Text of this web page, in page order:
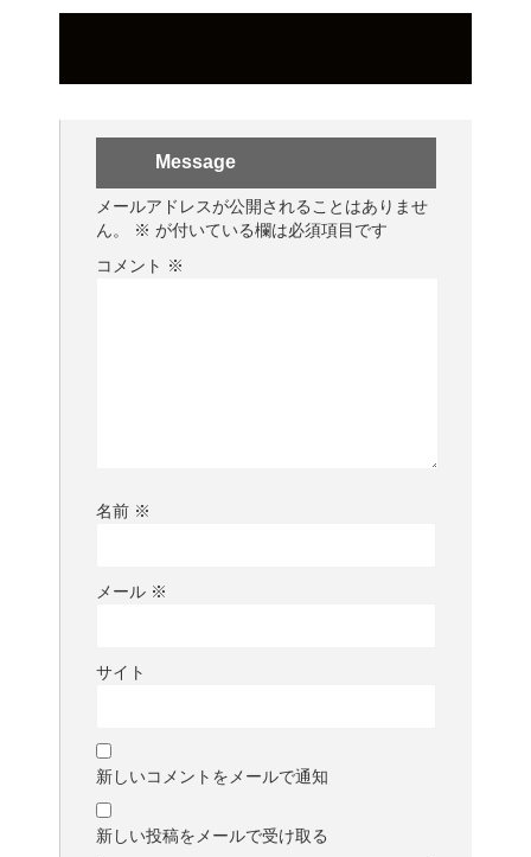
Message
メールアドレスが公開されることはありませ
ん。
※ が付いている欄は必須項目です
コメント ※
名前 ※
メール ※
サイト
新しいコメントをメールで通知
新しい投稿をメールで受け取る